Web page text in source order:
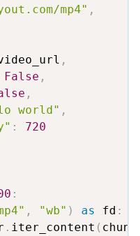
mp4" ,
,
False ,
,
world" ,
:
720
:
, "wb" ) as fd :
. iter_content (